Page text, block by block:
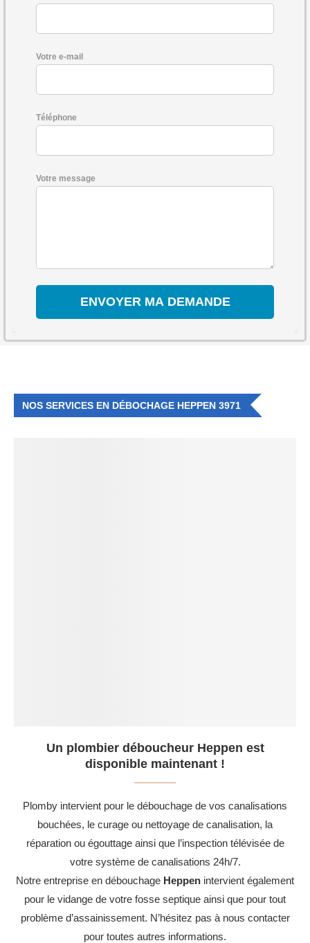
Votre e-mail
Téléphone
Votre message
NOS SERVICES EN DÉBOCHAGE HEPPEN 3971
Un plombier déboucheur Heppen est
disponible maintenant !
Plomby intervient pour le débouchage de vos canalisations
bouchées, le curage ou nettoyage de canalisation, la
réparation ou égouttage ainsi que l’inspection télévisée de
votre système de canalisations 24h/7.
Notre entreprise en débouchage Heppen intervient également
pour le vidange de votre fosse septique ainsi que pour tout
problème d’assainissement. N’hésitez pas à nous contacter
pour toutes autres informations.